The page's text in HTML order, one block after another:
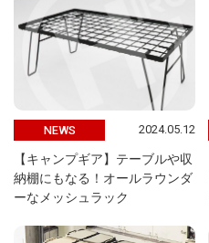
NEWS 2024.05.12
【キャンプギア】テーブルや収
納棚にもなる！オールラウンダ
ーなメッシュラック